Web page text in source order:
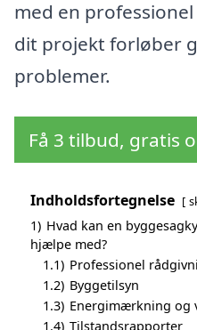
med en
dit projekt forløber
problemer.
Få 3 tilbud, gratis
Indholdsfortegnelse
1) Hvad kan en
hjælpe med?
1.1) Professionel
1.2) Byggetilsyn
1.3) Energimærkning og
1.4) Tilstandsrapporter